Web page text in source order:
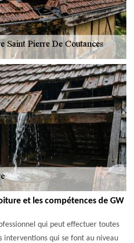
et les compétences de GW
qui peut effectuer toutes
interventions qui se font au niveau